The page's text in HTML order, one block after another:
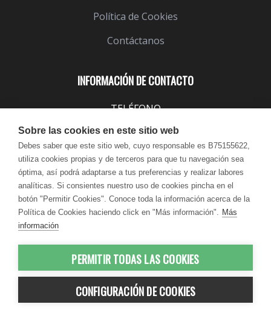
INFORMACIÓN DE CONTACTO
TELÉFONO
EMAIL
info@lindavita.com
HORARIO
Lun - Jue / 9:00 - 18:30
Vie / 9:00 - 17:30
Política de Cookies
Contáctanos
© 2012-2026 LindaVita - Todos los
derechos reservados
Sobre las cookies en este sitio web
Debes saber que este sitio web, cuyo responsable es B75155622,
utiliza cookies propias y de terceros para que tu navegación sea
óptima, así podrá adaptarse a tus preferencias y realizar labores
analíticas. Si consientes nuestro uso de cookies pincha en el
botón "Permitir Cookies". Conoce toda la información acerca de la
Política de Cookies haciendo click en "Más información". Más
información
PERMITIR TODAS LAS COOKIES
CONFIGURACIÓN DE COOKIES